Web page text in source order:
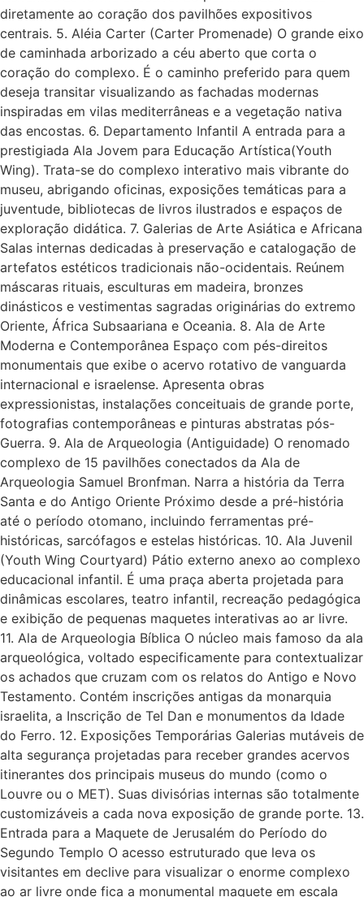
diretamente ao coração dos pavilhões expositivos
centrais. 5. Aléia Carter (Carter Promenade) O grande eixo
de caminhada arborizado a céu aberto que corta o
coração do complexo. É o caminho preferido para quem
deseja transitar visualizando as fachadas modernas
inspiradas em vilas mediterrâneas e a vegetação nativa
das encostas. 6. Departamento Infantil A entrada para a
prestigiada Ala Jovem para Educação Artística(Youth
Wing). Trata-se do complexo interativo mais vibrante do
museu, abrigando oficinas, exposições temáticas para a
juventude, bibliotecas de livros ilustrados e espaços de
exploração didática. 7. Galerias de Arte Asiática e Africana
Salas internas dedicadas à preservação e catalogação de
artefatos estéticos tradicionais não-ocidentais. Reúnem
máscaras rituais, esculturas em madeira, bronzes
dinásticos e vestimentas sagradas originárias do extremo
Oriente, África Subsaariana e Oceania. 8. Ala de Arte
Moderna e Contemporânea Espaço com pés-direitos
monumentais que exibe o acervo rotativo de vanguarda
internacional e israelense. Apresenta obras
expressionistas, instalações conceituais de grande porte,
fotografias contemporâneas e pinturas abstratas pós-
Guerra. 9. Ala de Arqueologia (Antiguidade) O renomado
complexo de 15 pavilhões conectados da Ala de
Arqueologia Samuel Bronfman. Narra a história da Terra
Santa e do Antigo Oriente Próximo desde a pré-história
até o período otomano, incluindo ferramentas pré-
históricas, sarcófagos e estelas históricas. 10. Ala Juvenil
(Youth Wing Courtyard) Pátio externo anexo ao complexo
educacional infantil. É uma praça aberta projetada para
dinâmicas escolares, teatro infantil, recreação pedagógica
e exibição de pequenas maquetes interativas ao ar livre.
11. Ala de Arqueologia Bíblica O núcleo mais famoso da ala
arqueológica, voltado especificamente para contextualizar
os achados que cruzam com os relatos do Antigo e Novo
Testamento. Contém inscrições antigas da monarquia
israelita, a Inscrição de Tel Dan e monumentos da Idade
do Ferro. 12. Exposições Temporárias Galerias mutáveis de
alta segurança projetadas para receber grandes acervos
itinerantes dos principais museus do mundo (como o
Louvre ou o MET). Suas divisórias internas são totalmente
customizáveis a cada nova exposição de grande porte. 13.
Entrada para a Maquete de Jerusalém do Período do
Segundo Templo O acesso estruturado que leva os
visitantes em declive para visualizar o enorme complexo
ao ar livre onde fica a monumental maquete em escala